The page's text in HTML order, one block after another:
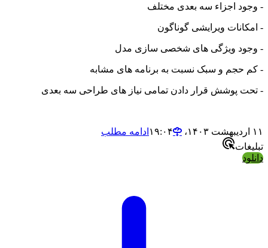
اجزاء سه بعدی مختلف
ویرایشی گوناگون
ویژگی های شخصی سازی مدل
و سبک نسبت به برنامه های مشابه
قرار دادن تمامی نیاز های طراحی سه بعدی
ادامه مطلب